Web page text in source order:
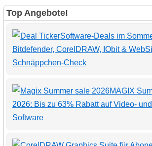
Top Angebote!
Software-Deals im
Bitdefender, CorelDRAW, IObit &
Schnäppchen-Check
MAGIX
2026: Bis zu 63% Rabatt auf Video-
Software